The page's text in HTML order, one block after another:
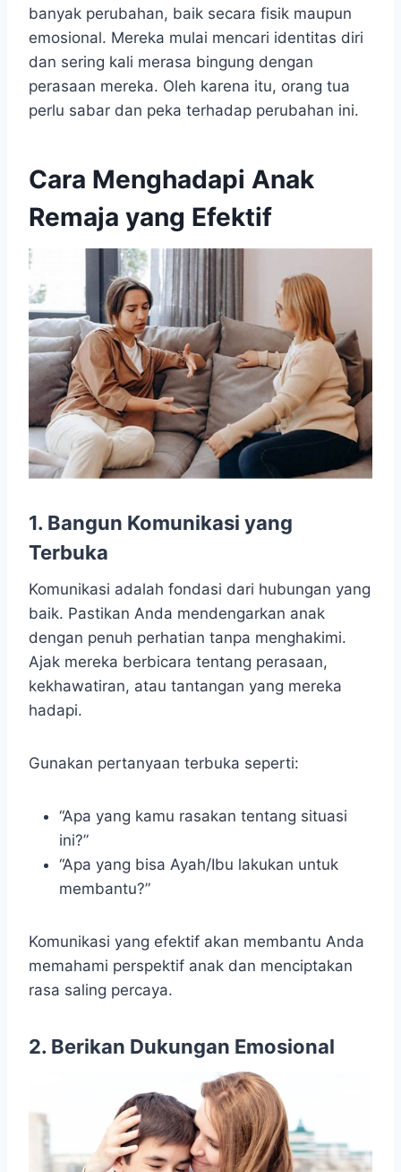
banyak perubahan, baik secara fisik maupun
emosional. Mereka mulai mencari identitas diri
dan sering kali merasa bingung dengan
perasaan mereka. Oleh karena itu, orang tua
perlu sabar dan peka terhadap perubahan ini.
Cara Menghadapi Anak
Remaja yang Efektif
1. Bangun Komunikasi yang
Terbuka
Komunikasi adalah fondasi dari hubungan yang
baik. Pastikan Anda mendengarkan anak
dengan penuh perhatian tanpa menghakimi.
Ajak mereka berbicara tentang perasaan,
kekhawatiran, atau tantangan yang mereka
hadapi.
Gunakan pertanyaan terbuka seperti:
“Apa yang kamu rasakan tentang situasi
ini?”
“Apa yang bisa Ayah/Ibu lakukan untuk
membantu?”
Komunikasi yang efektif akan membantu Anda
memahami perspektif anak dan menciptakan
rasa saling percaya.
2. Berikan Dukungan Emosional